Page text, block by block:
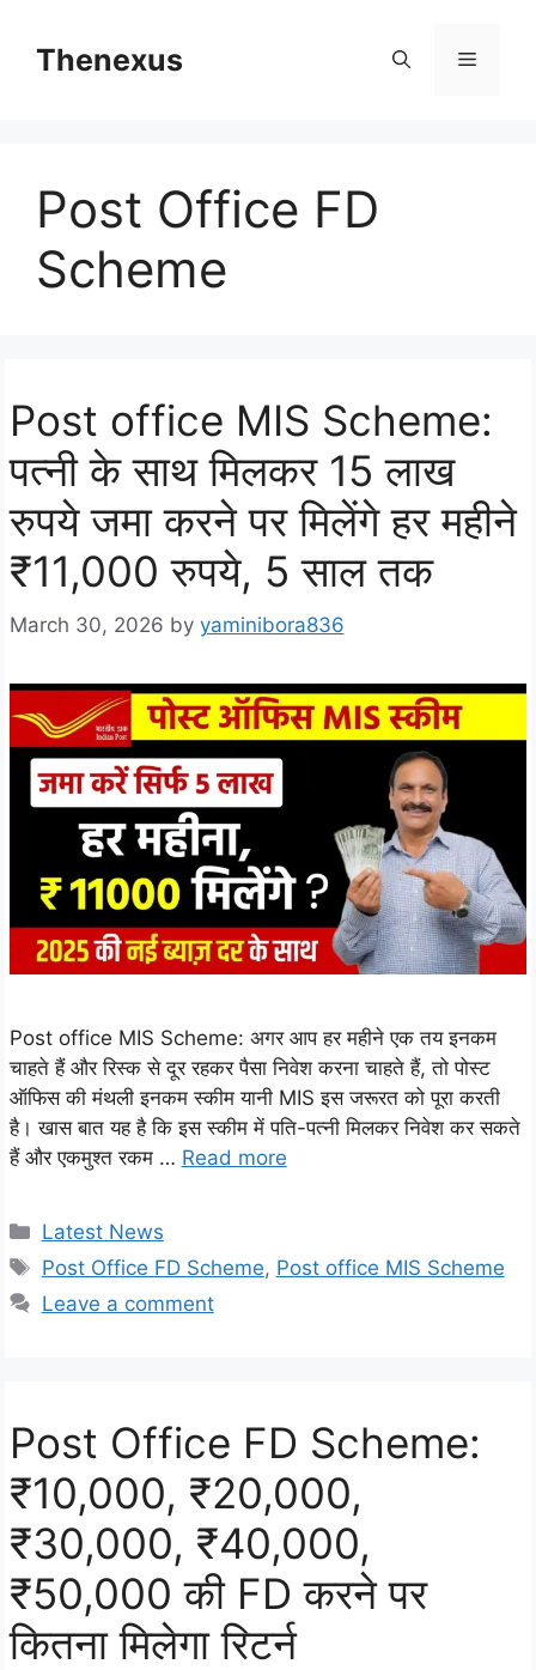
contentThenexus Menu
Post Office FD
Scheme
Post office MIS Scheme:
पत्नी के साथ मिलकर 15 लाख
रुपये जमा करने पर मिलेंगे हर महीने
₹11,000 रुपये, 5 साल तक
March 30, 2026 by yaminibora836
Post office MIS Scheme: अगर आप हर महीने एक तय इनकम
चाहते हैं और रिस्क से दूर रहकर पैसा निवेश करना चाहते हैं, तो पोस्ट
ऑफिस की मंथली इनकम स्कीम यानी MIS इस जरूरत को पूरा करती
है। खास बात यह है कि इस स्कीम में पति-पत्नी मिलकर निवेश कर सकते
हैं और एकमुश्त रकम … Read more
Categories
Latest News
Tags
Post Office FD Scheme, Post office MIS Scheme
Leave a comment
Post Office FD Scheme:
₹10,000, ₹20,000,
₹30,000, ₹40,000,
₹50,000 की FD करने पर
कितना मिलेगा रिटर्न